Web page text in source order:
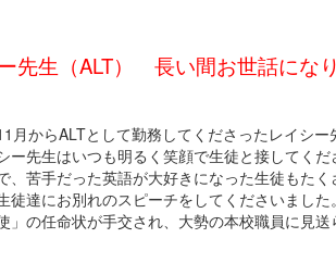
先生（ALT） 長い間お世話にな
月からALTとして勤務してくださったレイシ
ー先生はいつも明るく笑顔で生徒と接してく
、苦手だった英語が大好きになった生徒もた
徒達にお別れのスピーチをしてくださいまし
」の任命状が手交され、大勢の本校職員に